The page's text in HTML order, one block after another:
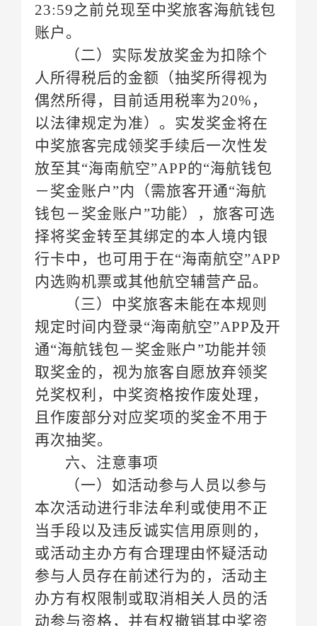
账户。
偶然所得，目前适用税率为
内选购机票或其他航空辅营产品。
规定时间内登录
再次抽奖。
六、注意事项